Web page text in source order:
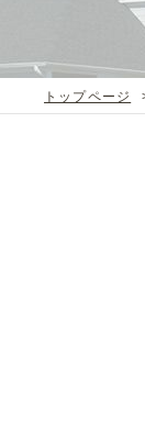
トップページ